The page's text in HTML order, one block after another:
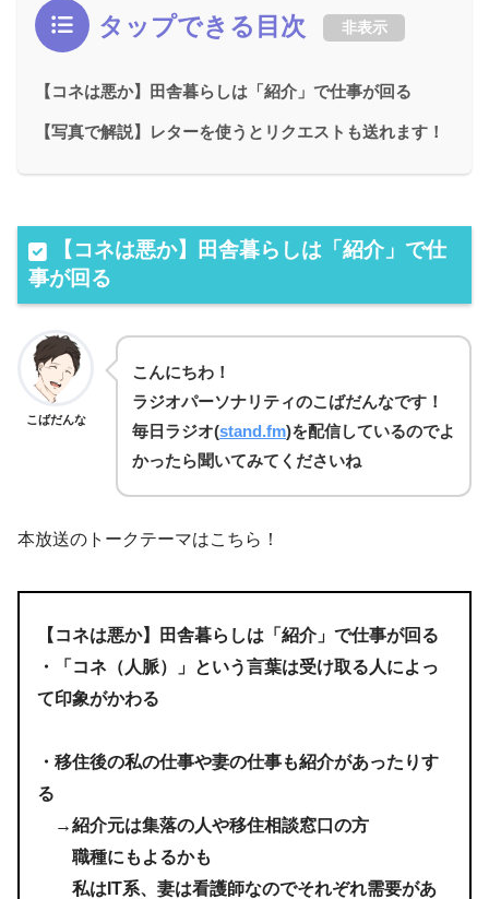
タップできる目次 非表示
【コネは悪か】田舎暮らしは「紹介」で仕事が回る
【写真で解説】レターを使うとリクエストも送れます！
【コネは悪か】田舎暮らしは「紹介」で仕
事が回る
こばだんな
こんにちわ！
ラジオパーソナリティのこばだんなです！
毎日 ラジオ(stand.fm)を配信しているのでよ
かったら聞いてみてくださいね
本放送のトークテーマはこちら！
【コネは悪か】田舎暮らしは「紹介」で仕事が回る
・「コネ（人脈）」という言葉は受け取る人によっ
て印象がかわる
・移住後の私の仕事や妻の仕事も紹介があったりす
る
→紹介元は集落の人や移住相談窓口の方
職種にもよるかも
私はIT系、妻は看護師なのでそれぞれ需要があ